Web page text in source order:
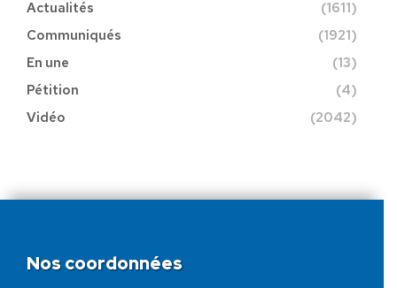
Actualités
(1611)
Communiqués
(1921)
En une
(13)
Pétition
(4)
Vidéo
(2042)
Nos coordonnées